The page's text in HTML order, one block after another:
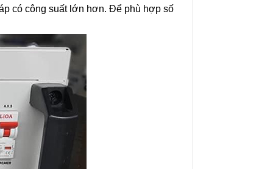
có công suất lớn hơn. Để phù hợp số